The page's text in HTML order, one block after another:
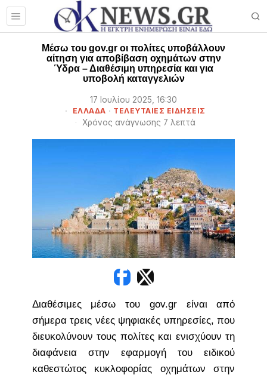
Μέσω του gov.gr οι πολίτες υποβάλλουν
αίτηση για αποβίβαση οχημάτων στην
Ύδρα – Διαθέσιμη υπηρεσία και για
υποβολή καταγγελιών
17 Ιουλίου 2025, 16:30
ΕΛΛΑΔΑ · ΤΕΛΕΥΤΑΙΕΣ ΕΙΔΗΣΕΙΣ
Χρόνος ανάγνωσης 7 λεπτά
Διαθέσιμες μέσω του gov.gr είναι από
σήμερα τρεις νέες ψηφιακές υπηρεσίες, που
διευκολύνουν τους πολίτες και ενισχύουν τη
διαφάνεια στην εφαρμογή του ειδικού
καθεστώτος κυκλοφορίας οχημάτων στην